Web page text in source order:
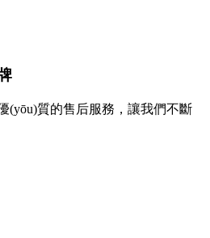
質的售后服務，讓我們不斷